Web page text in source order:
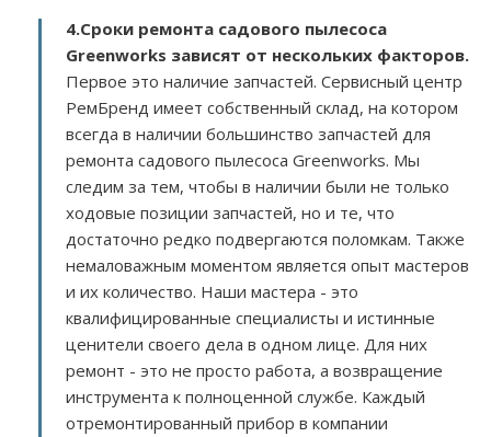
4.Сроки ремонта садового пылесоса
Greenworks зависят от нескольких факторов.
Первое это наличие запчастей. Сервисный центр
РемБренд имеет собственный склад, на котором
всегда в наличии большинство запчастей для
ремонта садового пылесоса Greenworks. Мы
следим за тем, чтобы в наличии были не только
ходовые позиции запчастей, но и те, что
достаточно редко подвергаются поломкам. Также
немаловажным моментом является опыт мастеров
и их количество. Наши мастера - это
квалифицированные специалисты и истинные
ценители своего дела в одном лице. Для них
ремонт - это не просто работа, а возвращение
инструмента к полноценной службе. Каждый
отремонтированный прибор в компании